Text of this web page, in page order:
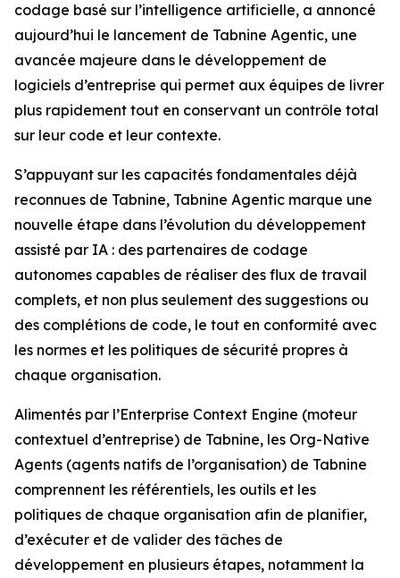
codage basé sur l’intelligence artificielle, a annoncé
aujourd’hui le lancement de Tabnine Agentic, une
avancée majeure dans le développement de
logiciels d’entreprise qui permet aux équipes de livrer
plus rapidement tout en conservant un contrôle total
sur leur code et leur contexte.
S’appuyant sur les capacités fondamentales déjà
reconnues de Tabnine, Tabnine Agentic marque une
nouvelle étape dans l’évolution du développement
assisté par IA : des partenaires de codage
autonomes capables de réaliser des flux de travail
complets, et non plus seulement des suggestions ou
des complétions de code, le tout en conformité avec
les normes et les politiques de sécurité propres à
chaque organisation.
Alimentés par l’Enterprise Context Engine (moteur
contextuel d’entreprise) de Tabnine, les Org-Native
Agents (agents natifs de l’organisation) de Tabnine
comprennent les référentiels, les outils et les
politiques de chaque organisation afin de planifier,
d’exécuter et de valider des tâches de
développement en plusieurs étapes, notamment la